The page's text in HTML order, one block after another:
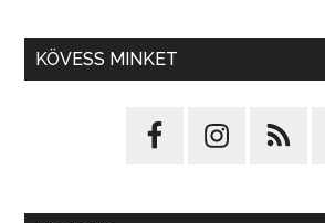
KÖVESS MINKET